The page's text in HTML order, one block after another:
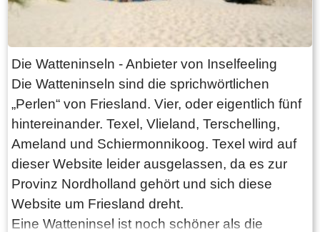
Geld aus ganz Friesland eingeflossen. Nach
einem energetischen Start stellte sich schnell
heraus, dass die Oberfläche nicht wirklich für
das enorme Gewicht des Turms ausgelegt war,
dessen Wände an der Basis meterdicke sind.
Sofort unter Berücksichtigung der Senkung
während des Baus eingreifen. Vergeblich blieb
ein gekrümmter, halbfertiger Turm übrig.
Mit dem Oldehove hat Leeuwarden die
Wettbewerb mit der Stadt Groningen und ihrem
wunderschönen Martini-Turm endgültig verloren,
Die Watteninseln - Anbieter von Inselfeeling
Die Watteninseln sind die sprichwörtlichen
„Perlen“ von Friesland. Vier, oder eigentlich fünf
hintereinander. Texel, Vlieland, Terschelling,
Ameland und Schiermonnikoog. Texel wird auf
dieser Website leider ausgelassen, da es zur
Provinz Nordholland gehört und sich diese
Website um Friesland dreht.
Eine Watteninsel ist noch schöner als die